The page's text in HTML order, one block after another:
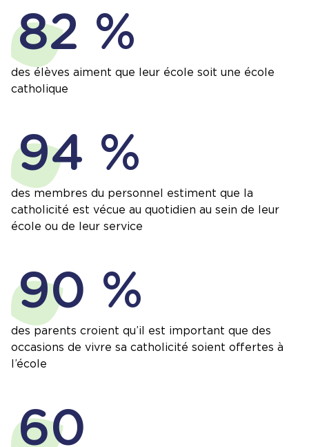
82 %
des élèves aiment que leur école soit une école
catholique
94 %
des membres du personnel estiment que la
catholicité est vécue au quotidien au sein de leur
école ou de leur service
90 %
des parents croient qu’il est important que des
occasions de vivre sa catholicité soient offertes à
l’école
60